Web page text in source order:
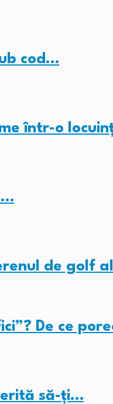
cod…
într-o
de golf
De ce
să-ți…